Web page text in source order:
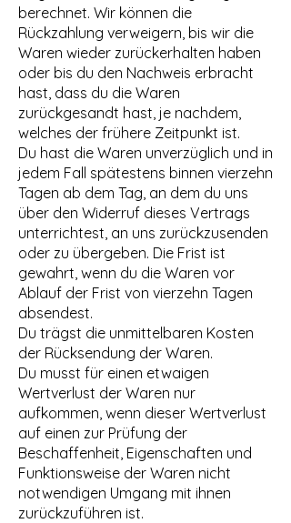
berechnet. Wir können die
Rückzahlung verweigern, bis wir die
Waren wieder zurückerhalten haben
oder bis du den Nachweis erbracht
hast, dass du die Waren
zurückgesandt hast, je nachdem,
welches der frühere Zeitpunkt ist.
Du hast die Waren unverzüglich und in
jedem Fall spätestens binnen vierzehn
Tagen ab dem Tag, an dem du uns
über den Widerruf dieses Vertrags
unterrichtest, an uns zurückzusenden
oder zu übergeben. Die Frist ist
gewahrt, wenn du die Waren vor
Ablauf der Frist von vierzehn Tagen
absendest.
Du trägst die unmittelbaren Kosten
der Rücksendung der Waren.
Du musst für einen etwaigen
Wertverlust der Waren nur
aufkommen, wenn dieser Wertverlust
auf einen zur Prüfung der
Beschaffenheit, Eigenschaften und
Funktionsweise der Waren nicht
notwendigen Umgang mit ihnen
zurückzuführen ist.